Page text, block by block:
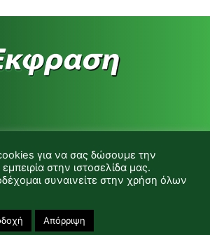
για να σας δώσουμε την
στην ιστοσελίδα μας.
συναινείτε στην χρήση όλων
Απόρριψη